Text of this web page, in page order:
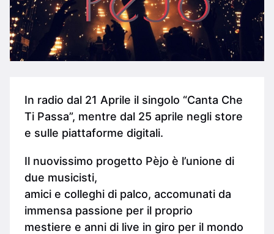
In radio dal 21 Aprile il singolo “Canta Che
Ti Passa”, mentre dal 25 aprile negli store
e sulle piattaforme digitali.
Il nuovissimo progetto Pèjo è l’unione di
due musicisti,
amici e colleghi di palco, accomunati da
immensa passione per il proprio
mestiere e anni di live in giro per il mondo